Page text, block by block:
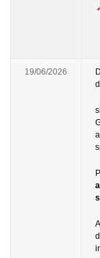
19/06/2026